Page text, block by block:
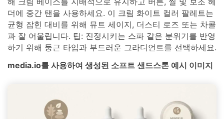
더에 중간 탠을 사용하세요. 이 크림 화이트 컬러 팔레트는
균형 잡힌 대비를 위해 뮤트 세이지, 더스티 로즈 또는 차콜
과 잘 어울립니다. 팁: 진정시키는 스파 같은 분위기를 반영
하기 위해 둥근 타입과 부드러운 그라디언트를 선택하세요.
media.io를 사용하여 생성된 소프트 샌드스톤 예시 이미지